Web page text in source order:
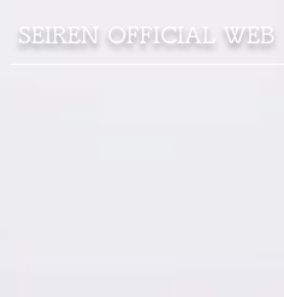
​SEIREN OFFICIAL WEB